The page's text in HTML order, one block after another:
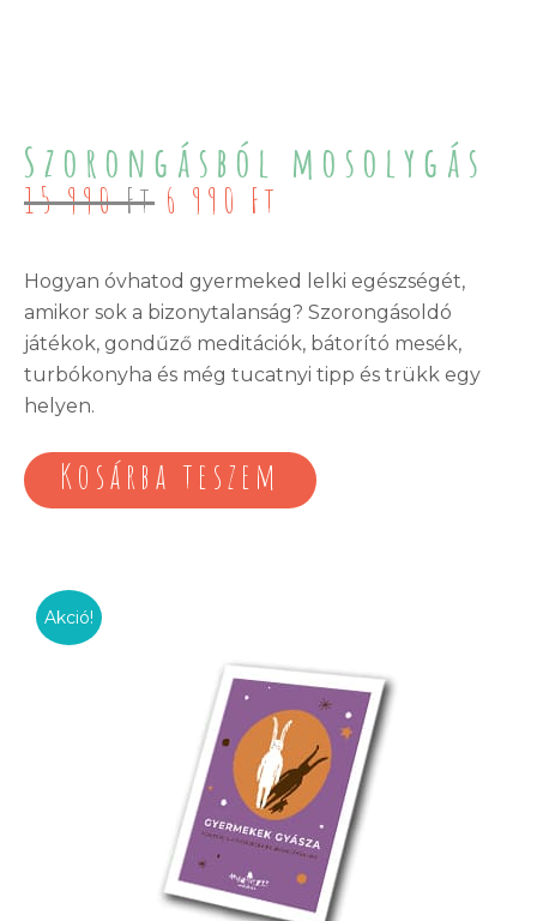
Szorongásból mosolygás
15 990Ft Original
price
15
990 Ft.
6 990 Ft
6
990 Ft.
Hogyan óvhatod gyermeked lelki egészségét,
amikor sok a bizonytalanság? Szorongásoldó
játékok, gondűző meditációk, bátorító mesék,
turbókonyha és még tucatnyi tipp és trükk egy
helyen.
Kosárba teszem
Akció!